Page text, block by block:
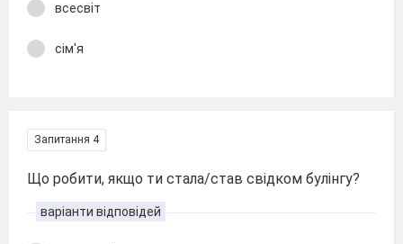
всесвіт
сім'я
Запитання 4
Що робити, якщо ти стала/став свідком булінгу?
варіанти відповідей